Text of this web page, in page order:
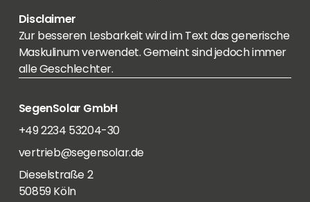
Disclaimer
Zur besseren Lesbarkeit wird im Text das generische
Maskulinum verwendet. Gemeint sind jedoch immer
alle Geschlechter.
SegenSolar GmbH
+49 2234 53204-30
vertrieb@segensolar.de
Dieselstraße 2
50859 Köln